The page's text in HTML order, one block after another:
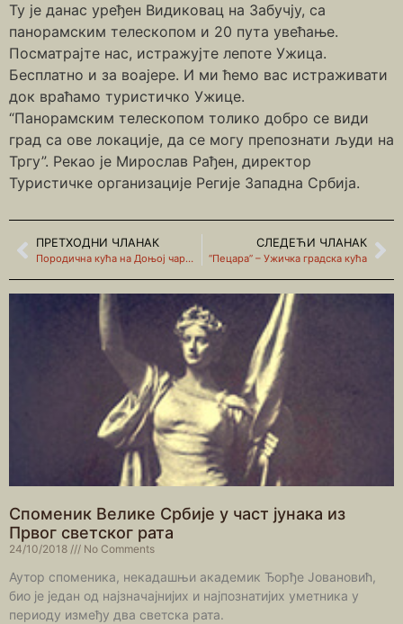
Ту је данас уређен Видиковац на Забучју, са
панорамским телескопом и 20 пута увећање.
Посматрајте нас, истражујте лепоте Ужица.
Бесплатно и за воајере. И ми ћемо вас истраживати
док враћамо туристичко Ужице.
“Панорамским телескопом толико добро се види
град са ове локације, да се могу препознати људи на
Тргу”. Рекао је Мирослав Рађен, директор
Туристичке организације Регије Западна Србија.
ПРЕТХОДНИ ЧЛАНАК
Породична кућа на Доњој чаршији казанџије Рака Тоскића
СЛЕДЕЋИ ЧЛАНАК
“Пецара” – Ужичка градска кућа
Споменик Велике Србије у част јунака из
Првог светског рата
24/10/2018 No Comments
Аутор споменика, некадашњи академик Ђорђе Јовановић,
био је један од најзначајнијих и најпознатијих уметника у
периоду између два светска рата.